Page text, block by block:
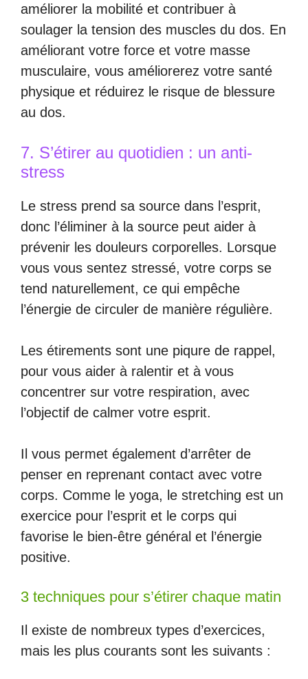
améliorer la mobilité et contribuer à
soulager la tension des muscles du dos. En
améliorant votre force et votre masse
musculaire, vous améliorerez votre santé
physique et réduirez le risque de blessure
au dos.
7. S’étirer au quotidien : un anti-
stress
Le stress prend sa source dans l’esprit,
donc l’éliminer à la source peut aider à
prévenir les douleurs corporelles. Lorsque
vous vous sentez stressé, votre corps se
tend naturellement, ce qui empêche
l’énergie de circuler de manière régulière.
Les étirements sont une piqure de rappel,
pour vous aider à ralentir et à vous
concentrer sur votre respiration, avec
l’objectif de calmer votre esprit.
Il vous permet également d’arrêter de
penser en reprenant contact avec votre
corps. Comme le yoga, le stretching est un
exercice pour l’esprit et le corps qui
favorise le bien-être général et l’énergie
positive.
3 techniques pour s’étirer chaque matin
Il existe de nombreux types d’exercices,
mais les plus courants sont les suivants :